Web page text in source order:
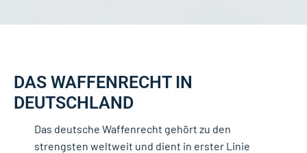
DAS WAFFENRECHT IN
DEUTSCHLAND
Das deutsche Waffenrecht gehört zu den
strengsten weltweit und dient in erster Linie